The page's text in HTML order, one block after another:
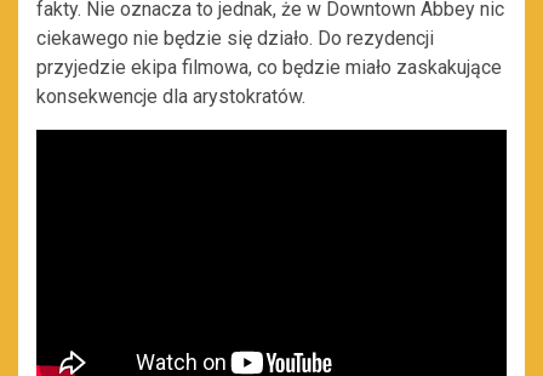
fakty. Nie oznacza to jednak, że w Downtown Abbey nic
ciekawego nie będzie się działo. Do rezydencji
przyjedzie ekipa filmowa, co będzie miało zaskakujące
konsekwencje dla arystokratów.